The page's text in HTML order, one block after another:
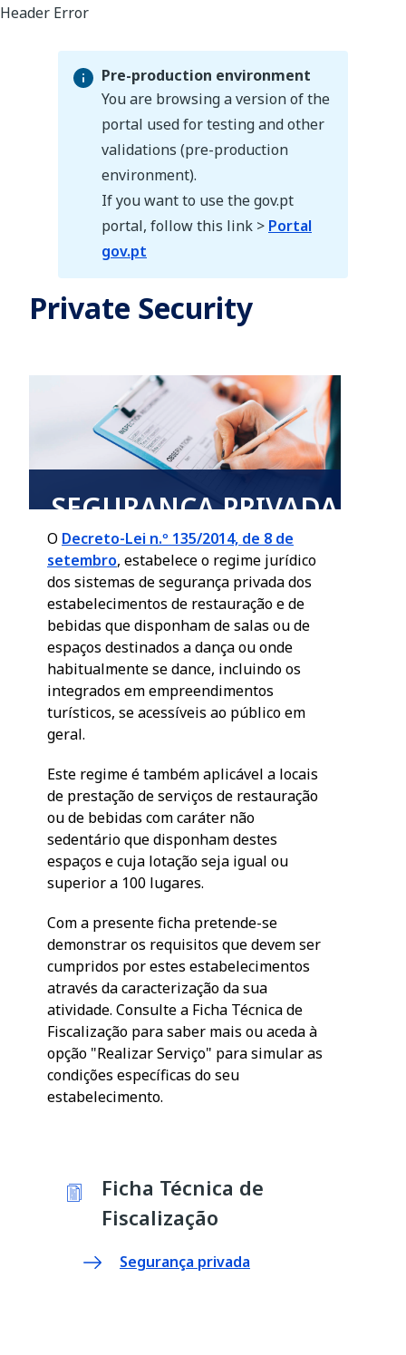
Pre-production environment
Pre-production environment
You are browsing a version of the
portal used for testing and other
validations (pre-production
environment).
If you want to use the gov.pt
portal, follow this link > Portal
gov.pt
Private Security
SEGURANÇA PRIVADA
O Decreto-Lei n.º 135/2014, de 8 de
setembro, estabelece o regime jurídico
dos sistemas de segurança privada dos
estabelecimentos de restauração e de
bebidas que disponham de salas ou de
espaços destinados a dança ou onde
habitualmente se dance, incluindo os
integrados em empreendimentos
turísticos, se acessíveis ao público em
geral.
Este regime é também aplicável a locais
de prestação de serviços de restauração
ou de bebidas com caráter não
sedentário que disponham destes
espaços e cuja lotação seja igual ou
superior a 100 lugares.
Com a presente ficha pretende-se
demonstrar os requisitos que devem ser
cumpridos por estes estabelecimentos
através da caracterização da sua
atividade. Consulte a Ficha Técnica de
Fiscalização para saber mais ou aceda à
opção "Realizar Serviço" para simular as
condições específicas do seu
estabelecimento.
Ficha Técnica de
Fiscalização
Segurança privada